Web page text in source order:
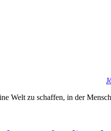
Welt zu schaffen, in der